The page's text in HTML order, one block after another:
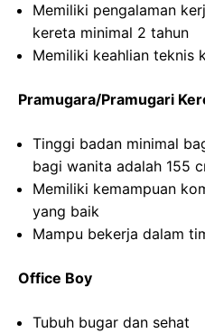
Memiliki pengalaman
kereta minimal 2 tahun
Memiliki keahlian teknis
Pramugara/Pramugari
Tinggi badan minimal
bagi wanita adalah 155
Memiliki kemampuan
yang baik
Mampu bekerja dalam
Office Boy
Tubuh bugar dan sehat